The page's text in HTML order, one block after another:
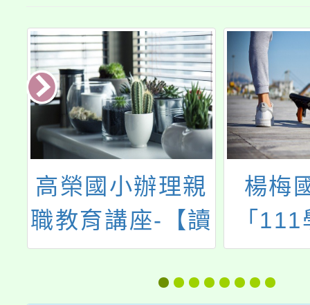
楊梅國中辦理
「111學年度教
育優先區親職教
育講座」，歡迎
大溪
科技
教